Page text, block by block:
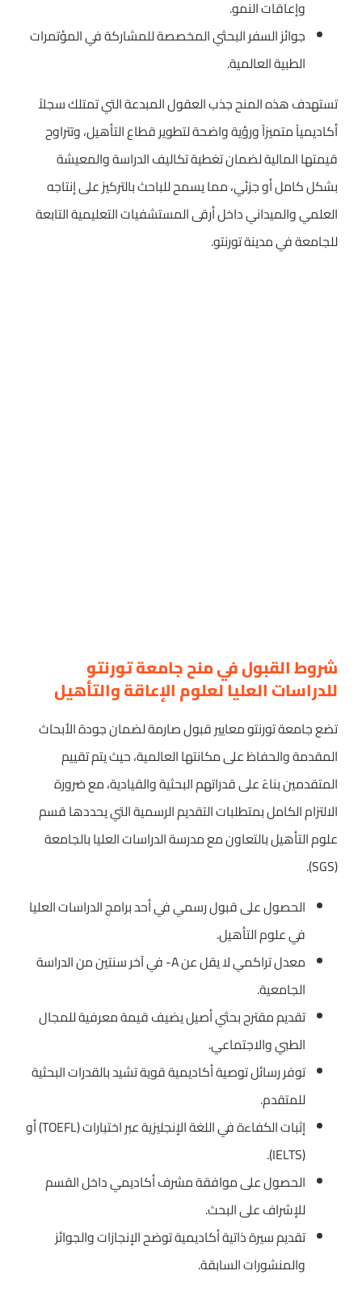
وإعاقات النمو.
جوائز السفر البحثي المخصصة للمشاركة في المؤتمرات
الطبية العالمية.
تستهدف هذه المنح جذب العقول المبدعة التي تمتلك سجلاً
أكاديمياً متميزاً ورؤية واضحة لتطوير قطاع التأهيل، وتتراوح
قيمتها المالية لضمان تغطية تكاليف الدراسة والمعيشة
بشكل كامل أو جزئي، مما يسمح للباحث بالتركيز على إنتاجه
العلمي والميداني داخل أرقى المستشفيات التعليمية التابعة
للجامعة في مدينة تورنتو.
شروط القبول في منح جامعة تورنتو
للدراسات العليا لعلوم الإعاقة والتأهيل
تضع جامعة تورنتو معايير قبول صارمة لضمان جودة الأبحاث
المقدمة والحفاظ على مكانتها العالمية، حيث يتم تقييم
المتقدمين بناءً على قدراتهم البحثية والقيادية، مع ضرورة
الالتزام الكامل بمتطلبات التقديم الرسمية التي يحددها قسم
علوم التأهيل بالتعاون مع مدرسة الدراسات العليا بالجامعة
(SGS).
الحصول على قبول رسمي في أحد برامج الدراسات العليا
في علوم التأهيل.
معدل تراكمي لا يقل عن A- في آخر سنتين من الدراسة
الجامعية.
تقديم مقترح بحثي أصيل يضيف قيمة معرفية للمجال
الطبي والاجتماعي.
توفر رسائل توصية أكاديمية قوية تشيد بالقدرات البحثية
للمتقدم.
إثبات الكفاءة في اللغة الإنجليزية عبر اختبارات (TOEFL) أو
(IELTS).
الحصول على موافقة مشرف أكاديمي داخل القسم
للإشراف على البحث.
تقديم سيرة ذاتية أكاديمية توضح الإنجازات والجوائز
والمنشورات السابقة.